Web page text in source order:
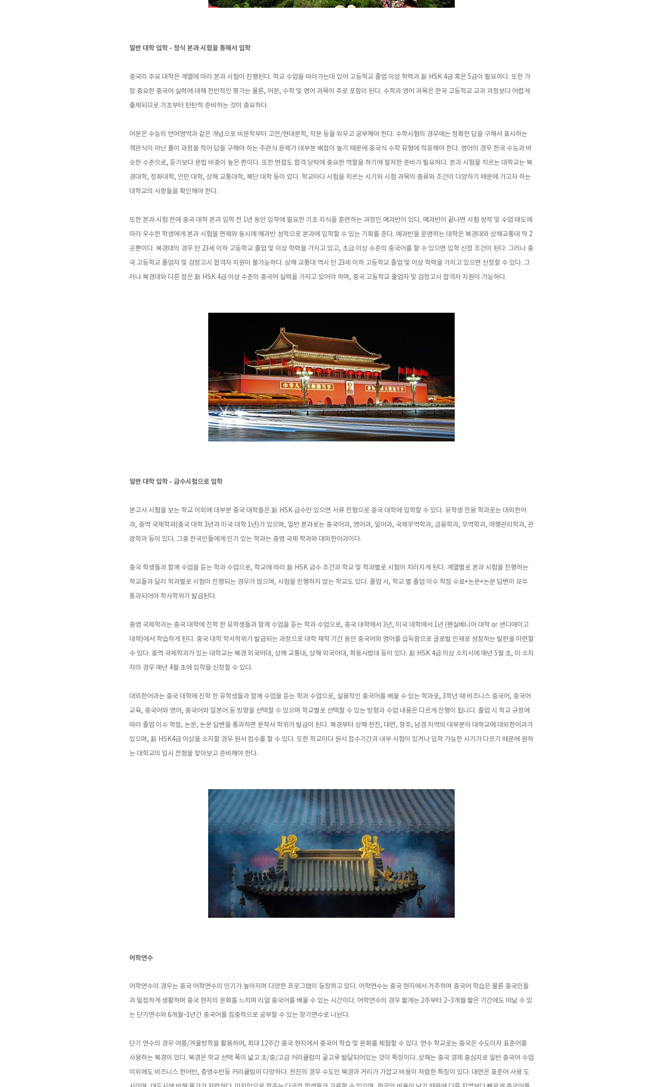
일반 대학 입학 - 정식 본과 시험을 통해서 입학
중국의 주요 대학은 계열에 따라 본과 시험이 진행된다. 학교 수업을 따라가는데 있어 고등학교 졸업 이상 학력과 新 HSK 4급 혹은 5급이 필요하다. 또한 가
장 중요한 중국어 실력에 대해 전반적인 평가는 물론, 어문, 수학 및 영어 과목이 주로 포함이 된다. 수학과 영어 과목은 한국 고등학교 교과 과정보다 어렵게
출제되므로 기초부터 탄탄히 준비하는 것이 중요하다.
어문은 수능의 언어영역과 같은 개념으로 비문학부터 고전/현대문학, 작문 등을 외우고 공부해야 한다. 수학시험의 경우에는 정확한 답을 구해서 표시하는
객관식이 아닌 풀이 과정을 적어 답을 구해야 하는 주관식 문제가 대부분 배점이 높기 때문에 중국식 수학 유형에 적응해야 한다. 영어의 경우 한국 수능과 비
슷한 수준으로, 듣기보다 문법 비중이 높은 편이다. 또한 면접도 합격 당락에 중요한 역할을 하기에 철저한 준비가 필요하다. 본과 시험을 치르는 대학교는 북
경대학, 청화대학, 인민 대학, 상해 교통대학, 북단 대학 등이 있다. 학교마다 시험을 치르는 시기와 시험 과목의 종류와 조건이 다양하기 때문에 가고자 하는
대학교의 사항들을 확인해야 한다.
또한 본과 시험 전에 중국 대학 본과 입학 전 1년 동안 입학에 필요한 기초 지식을 훈련하는 과정인 예과반이 있다. 예과반이 끝나면 시험 성적 및 수업 태도에
따라 우수한 학생에게 본과 시험을 면제와 동시에 예과반 성적으로 본과에 입학할 수 있는 기회를 준다. 예과반을 운영하는 대학은 북경대와 상해교통대 딱 2
곳뿐이다. 북경대의 경우 만 23세 이하 고등학교 졸업 및 이상 학력을 가지고 있고, 초급 이상 수준의 중국어를 할 수 있으면 입학 신청 조건이 된다. 그러나 중
국 고등학교 졸업자 및 검정고시 합격자 지원이 불가능하다. 상해 교통대 역시 만 23세 이하 고등학교 졸업 및 이상 학력을 가지고 있으면 신청할 수 있다. 그
러나 북경대와 다른 점은 新 HSK 4급 이상 수준의 중국어 실력을 가지고 있어야 하며, 중국 고등학교 졸업자 및 검정고시 합격자 지원이 가능하다.
일반 대학 입학 - 급수시험으로 입학
본고사 시험을 보는 학교 이외에 대부분 중국 대학들은 新 HSK 급수만 있으면 서류 전형으로 중국 대학에 입학할 수 있다. 유학생 전용 학과로는 대외한어
과, 중역 국제학과(중국 대학 3년과 미국 대학 1년)가 있으며, 일반 본과로는 중국어과, 영어과, 일어과, 국제무역학과, 금융학과, 무역학과, 여행관리학과, 관
광학과 등이 있다. 그중 한국인들에게 인기 있는 학과는 중영 국제 학과와 대외한어과이다.
중국 학생들과 함께 수업을 듣는 학과 수업으로, 학교에 따라 新 HSK 급수 조건과 학교 및 학과별로 시험이 치러지게 된다. 계열별로 본과 시험을 진행하는
학교들과 달리 학과별로 시험이 진행되는 경우가 많으며, 시험을 진행하지 않는 학교도 있다. 졸업 시, 학교 별 졸업 이수 학점 수료+논문+논문 답변이 모두
통과되어야 학사학위가 발급된다.
중영 국제학과는 중국 대학에 진학 한 유학생들과 함께 수업을 듣는 학과 수업으로, 중국 대학에서 3년, 미국 대학에서 1년 (펜실베니아 대학 or 샌디에이고
대학)에서 학습하게 된다. 중국 대학 학사학위가 발급되는 과정으로 대학 재학 기간 동안 중국어와 영어를 습득함으로 글로벌 인재로 성장하는 발판을 마련할
수 있다. 중역 국제학과가 있는 대학교는 북경 외국어대, 상해 교통대, 상해 외국어대, 화동사범대 등이 있다. 新 HSK 4급 이상 소지시에 매년 5월 초, 미 소지
자의 경우 매년 4월 초에 입학을 신청할 수 있다.
대외한어과는 중국 대학에 진학 한 유학생들과 함께 수업을 듣는 학과 수업으로, 실용적인 중국어를 배울 수 있는 학과로, 3학년 때 비즈니스 중국어, 중국어
교육, 중국어와 영어, 중국어와 일본어 등 방향을 선택할 수 있으며 학교별로 선택할 수 있는 방향과 수업 내용은 다르게 진행이 됩니다. 졸업 시 학교 규정에
따라 졸업 이수 학점, 논문, 논문 답변을 통과하면 문학사 학위가 발급이 된다. 북경부터 상해 천진, 대련, 항주, 남경 지역의 대부분의 대학교에 대외한어과가
있으며, 新 HSK4급 이상을 소지할 경우 원서 접수를 할 수 있다. 또한 학교마다 원서 접수기간과 내부 시험이 있거나 입학 가능한 시기가 다르기 때문에 원하
는 대학교의 입시 전형을 찾아보고 준비해야 한다.
어학연수
어학연수의 경우는 중국 어학연수의 인기가 높아지며 다양한 프로그램이 등장하고 있다. 어학연수는 중국 현지에서 거주하며 중국어 학습은 물론 중국인들
과 밀접하게 생활하며 중국 현지의 문화를 느끼며 리얼 중국어를 배울 수 있는 시간이다. 어학연수의 경우 짧게는 2주부터 2~3개월 짧은 기간에도 떠날 수 있
는 단기연수와 6개월~1년간 중국어를 집중적으로 공부할 수 있는 장기연수로 나뉜다.
단기 연수의 경우 여름/겨울방학을 활용하여, 최대 12주간 중국 현지에서 중국어 학습 및 문화를 체험할 수 있다. 연수 학교로는 중국은 수도이자 표준어를
사용하는 북경이 있다. 북경은 학교 선택 폭이 넓고 초/중/고급 커리큘럼이 골고루 발달되어있는 것이 특징이다. 상해는 중국 경제 중심지로 일반 중국어 수업
이외에도 비즈니스 한어반, 중영수반등 커리큘럼이 다양하다. 천진의 경우 수도인 북경과 거리가 가깝고 비용이 저렴한 특징이 있다. 대련은 표준어 사용 도